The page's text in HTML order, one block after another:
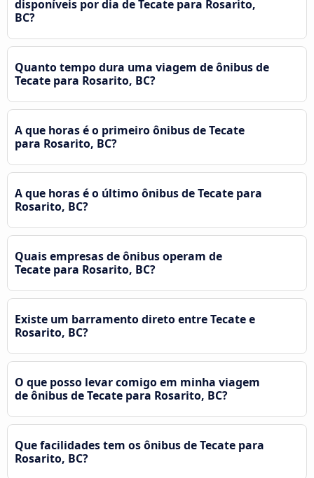
disponíveis por dia de Tecate para Rosarito,
BC?
Quanto tempo dura uma viagem de ônibus de
Tecate para Rosarito, BC?
A que horas é o primeiro ônibus de Tecate
para Rosarito, BC?
A que horas é o último ônibus de Tecate para
Rosarito, BC?
Quais empresas de ônibus operam de
Tecate para Rosarito, BC?
Existe um barramento direto entre Tecate e
Rosarito, BC?
O que posso levar comigo em minha viagem
de ônibus de Tecate para Rosarito, BC?
Que facilidades tem os ônibus de Tecate para
Rosarito, BC?